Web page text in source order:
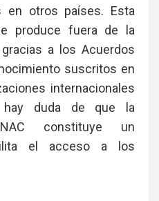
en otros países. Esta
produce fuera de la
a los Acuerdos
suscritos en
internacionales
hay duda de que la
constituye un
el acceso a los